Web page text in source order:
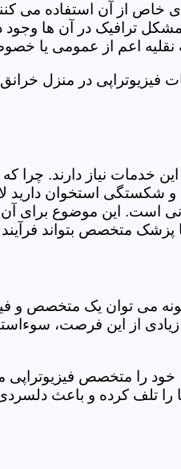
های خاص از آن استفاده
ترافیک در آن ها وجود
نقلیه اعم از عمومی یا
در منزل
خدمات نیاز دارند.
استخوان دارید
است. این موضوع برای آن
پزشک متخصص بتواند
می توان یک متخصص و
از این فرصت،
خود را متخصص
تلف کرده و باعث